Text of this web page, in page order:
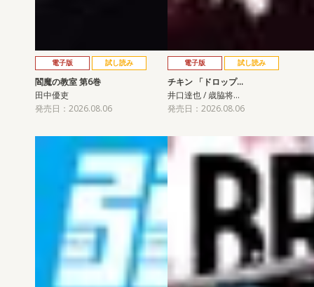
電子版 試し読み
閻魔の教室 第6巻
田中優吏
発売日：2026.08.06
電子版 試し読み
チキン 「ドロップ…
井口達也 / 歳脇将…
発売日：2026.08.06